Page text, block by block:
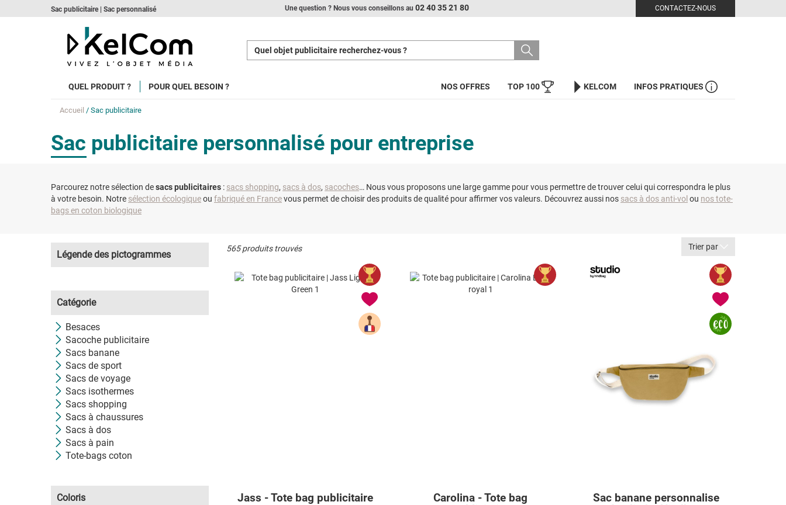
Sac publicitaire | Sac personnalisé Une question ? Nous vous conseillons au 02 40 35 21 80 CONTACTEZ-NOUS
Quel objet publicitaire recherchez-vous ?
QUEL PRODUIT ? POUR QUEL BESOIN ? INFOS PRATIQUES
KELCOM
TOP 100
NOS OFFRES
Accueil / Sac publicitaire
Sac publicitaire personnalisé pour entreprise
Parcourez notre sélection desacs publicitaires : sacs shopping, sacs à dos, sacoches… Nous vous proposons une large gamme pour vous permettre de trouver celui qui correspondra le plus
à votre besoin. Notre sélection écologiqueou fabriqué en Francevous permet de choisir des produits de qualité pour affirmer vos valeurs. Découvrez aussi nos sacs à dos anti-vol ou nos tote-
bags en coton biologique
Légende des pictogrammes
Catégorie
Besaces
Sacoche publicitaire
Sacs banane
Sacs de sport
Sacs de voyage
Sacs isothermes
Sacs shopping
Sacs à chaussures
Sacs à dos
Sacs à pain
Tote-bags coton
Coloris
565 produits trouvés Trier par
Jass - Tote bag publicitaire
Carolina - Tote bag
Sac banane personnalise